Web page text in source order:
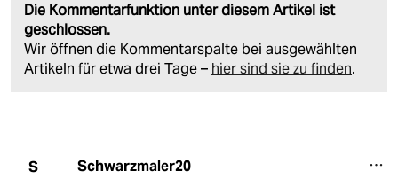
Die Kommentarfunktion unter diesem Artikel ist
geschlossen.
Wir öffnen die Kommentarspalte bei ausgewählten
Artikeln für etwa drei Tage – hier sind sie zu finden.
S Schwarzmaler20